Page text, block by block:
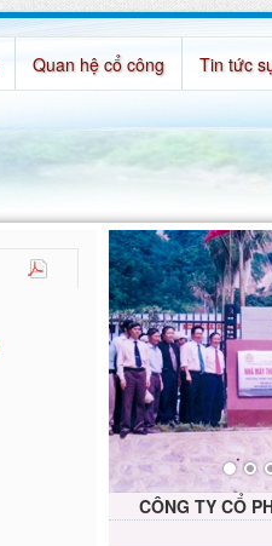
Quan hệ cổ công Tin tức
CÔNG TY CỔ